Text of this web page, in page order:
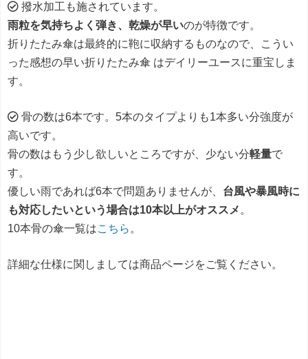
撥水加工も施されています。
雨粒を気持ちよく弾き、乾燥が早いのが特徴です。
折りたたみ傘は最終的に鞄に収納するものなので、こうい
った感想の早い折りたたみ傘 はデイリーユースに重宝しま
す。
骨の数は6本です。5本のタイプよりも1本多い分強度が
高いです。
骨の数はもう少し欲しいところですが、少ない分軽量で
す。
優しい雨であれば6本で問題ありませんが、 台風や暴風時に
も対応したいという場合は10本以上がオススメ 。
10本骨の傘一覧はこちら 。
詳細な仕様に関しましては商品ページをご覧ください。